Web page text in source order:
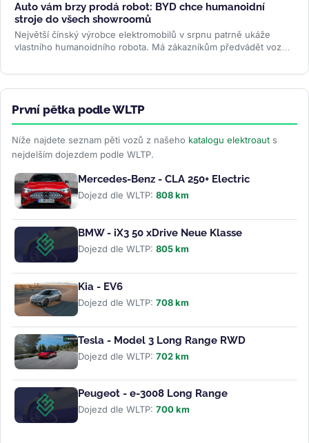
Auto vám brzy prodá robot: BYD chce humanoidní
stroje do všech showroomů
Největší čínský výrobce elektromobilů v srpnu patrně ukáže
vlastního humanoidního robota. Má zákazníkům předvádět vozy,
První pětka podle WLTP
Níže najdete seznam pěti vozů z našeho katalogu elektroaut s
nejdelším dojezdem podle WLTP.
Mercedes-Benz - CLA 250+ Electric
Dojezd dle WLTP: 808 km
BMW - iX3 50 xDrive Neue Klasse
Dojezd dle WLTP: 805 km
Kia - EV6
Dojezd dle WLTP: 708 km
Tesla - Model 3 Long Range RWD
Dojezd dle WLTP: 702 km
Peugeot - e-3008 Long Range
Dojezd dle WLTP: 700 km